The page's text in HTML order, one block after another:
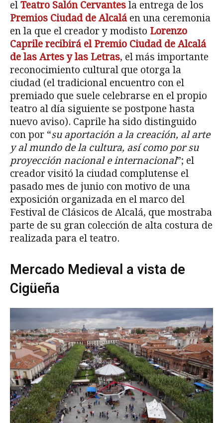
el Teatro Salón Cervantes la entrega de los
Premios Ciudad de Alcalá en una ceremonia
en la que el creador y modisto Lorenzo
Caprile recibirá el Premio Ciudad de Alcalá
de las Artes y las Letras, el más importante
reconocimiento cultural que otorga la
ciudad (el tradicional encuentro con el
premiado que suele celebrarse en el propio
teatro al día siguiente se postpone hasta
nuevo aviso). Caprile ha sido distinguido
con por “su aportación a la creación, al arte
y al mundo de la cultura, así como por su
proyección nacional e internacional”; el
creador visitó la ciudad complutense el
pasado mes de junio con motivo de una
exposición organizada en el marco del
Festival de Clásicos de Alcalá, que mostraba
parte de su gran colección de alta costura de
realizada para el teatro.
Mercado Medieval a vista de
Cigüeña